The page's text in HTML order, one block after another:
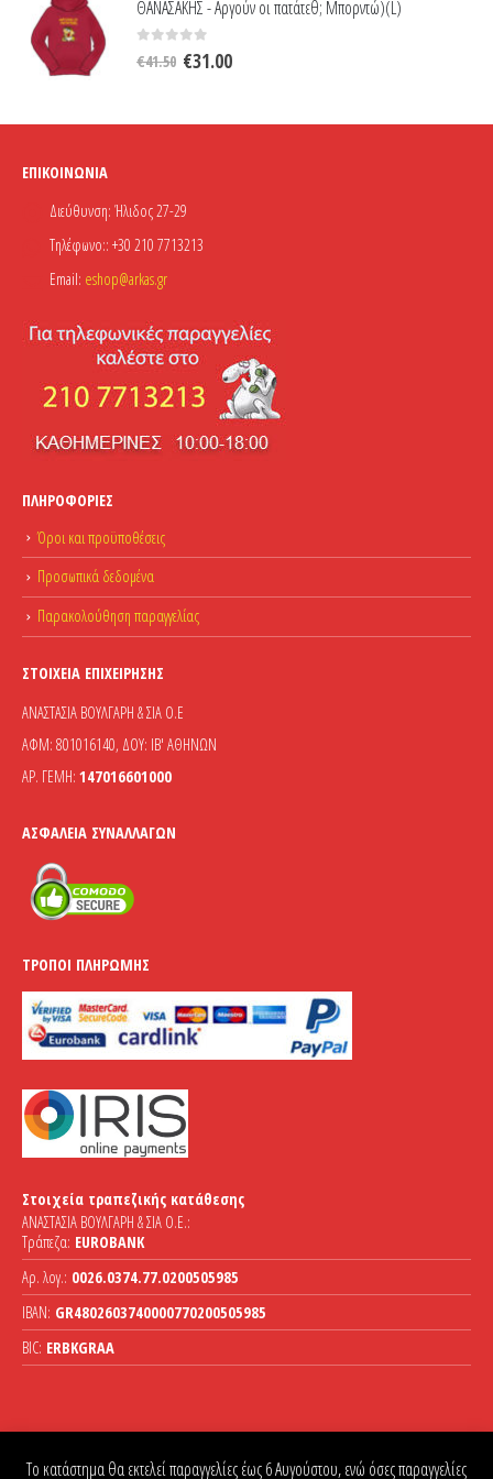
Το κατάστημα θα εκτελεί παραγγελίες έως 6 Αυγούστου, ενώ όσες παραγγελίες
€21.00. είναι:
ΘΑΝΑΣΑΚΗΣ - Αργούν οι πατάτεθ; Μπορντώ)(L)
out of 5
€41.50 Original
€41.50.
€31.00Η
είναι:
ΕΠΙΚΟΙΝΩΝΊΑ
Διεύθυνση: Ήλιδος 27-29
Τηλέφωνο:: +30 210 7713213
Email: eshop@arkas.gr
ΠΛΗΡΟΦΟΡΊΕΣ
Όροι και προϋποθέσεις
Προσωπικά δεδομένα
Παρακολούθηση παραγγελίας
ΣΤΟΙΧΕΊΑ ΕΠΙΧΕΊΡΗΣΗΣ
ΑΝΑΣΤΑΣΙΑ ΒΟΥΛΓΑΡΗ & ΣΙΑ Ο.Ε
ΑΦΜ: 801016140, ΔΟΥ: ΙΒ' ΑΘΗΝΩΝ
ΑΡ. ΓΕΜΗ: 147016601000
ΑΣΦΆΛΕΙΑ ΣΥΝΑΛΛΑΓΏΝ
ΤΡΌΠΟΙ ΠΛΗΡΩΜΉΣ
Στοιχεία τραπεζικής κατάθεσης
ΑΝΑΣΤΑΣΙΑ ΒΟΥΛΓΑΡΗ & ΣΙΑ Ο.Ε.:
Τράπεζα: EUROBANK
Αρ. λογ.: 0026.0374.77.0200505985
IBAN: GR4802603740000770200505985
BIC: ERBKGRAA